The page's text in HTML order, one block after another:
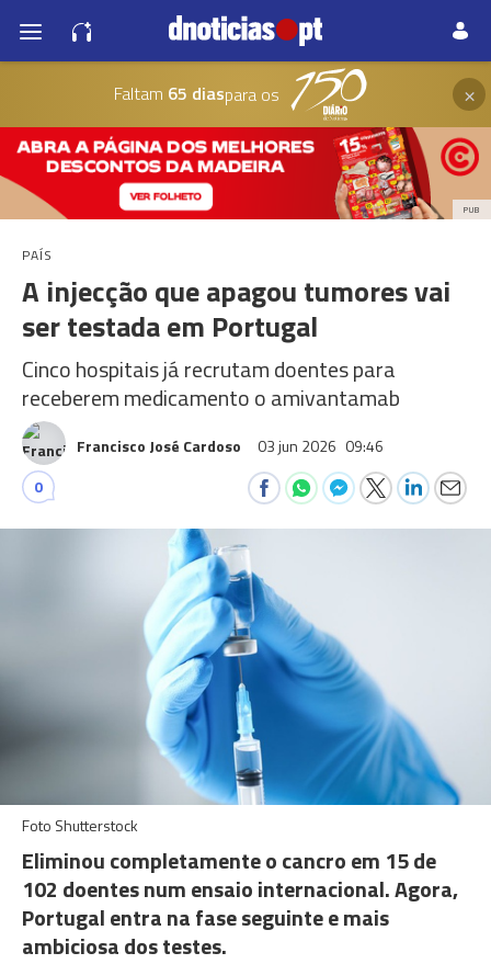
Faltam 65 diaspara os ×
PUB
PAÍS
A injecção que apagou tumores vai
ser testada em Portugal
Cinco hospitais já recrutam doentes para
receberem medicamento o amivantamab
Francisco José Cardoso 03 jun 2026 09:46
0
Foto Shutterstock
Eliminou completamente o cancro em 15 de
102 doentes num ensaio internacional. Agora,
Portugal entra na fase seguinte e mais
ambiciosa dos testes.